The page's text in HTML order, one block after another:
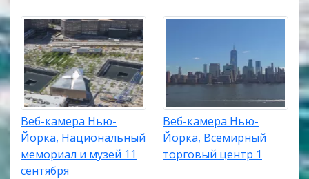
Веб-камера Нью-
Йорка, Национальный
мемориал и музей 11
сентября
Веб-камера Нью-
Йорка, Всемирный
торговый центр 1